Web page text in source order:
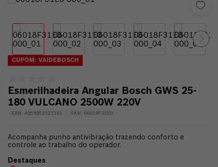
GWS 25-
CUPOM: VAIDEBOSCH
Esmerilhadeira Angular Bosch GWS 25-
180 VULCANO 2500W 220V
EAN : 4059952527161 SKU : 06018F31E0
Acompanha punho antivibração trazendo conforto e
controle ao trabalho do operador.